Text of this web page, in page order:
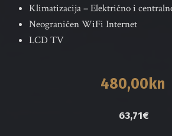
Klimatizacija – Električno i
Neograničen WiFi Internet
LCD TV
480,00kn
63,71€